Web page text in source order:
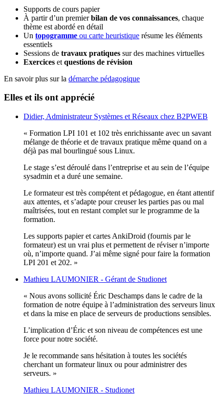
Supports de cours papier
À partir d’un premierbilan de vos connaissances, chaque
thème est abordé en détail
Un topogramme ou carte heuristique résume les éléments
essentiels
Sessions de travaux pratiques sur des machines virtuelles
Exercices et questions de révision
En savoir plus sur la démarche pédagogique
Elles et ils ont apprécié
Didier, Administrateur Systèmes et Réseaux chez B2PWEB
« Formation LPI 101 et 102 très enrichissante avec un savant
mélange de théorie et de travaux pratique même quand on a
déjà pas mal bourlingué sous Linux.
Le stage s’est déroulé dans l’entreprise et au sein de l’équipe
sysadmin et a duré une semaine.
Le formateur est très compétent et pédagogue, en étant attentif
aux attentes, et s’adapte pour creuser les parties pas ou mal
maîtrisées, tout en restant complet sur le programme de la
formation.
Les supports papier et cartes AnkiDroid (fournis par le
formateur) est un vrai plus et permettent de réviser n’importe
où, n’importe quand. J’ai même signé pour faire la formation
LPI 201 et 202. »
Mathieu LAUMONIER - Gérant de Studionet
« Nous avons sollicité Éric Deschamps dans le cadre de la
formation de notre équipe à l’administration des serveurs linux
et dans la mise en place de serveurs de productions sensibles.
L’implication d’Éric et son niveau de compétences est une
force pour notre société.
Je le recommande sans hésitation à toutes les sociétés
cherchant un formateur linux ou pour administrer des
serveurs. »
Mathieu LAUMONIER - Studionet